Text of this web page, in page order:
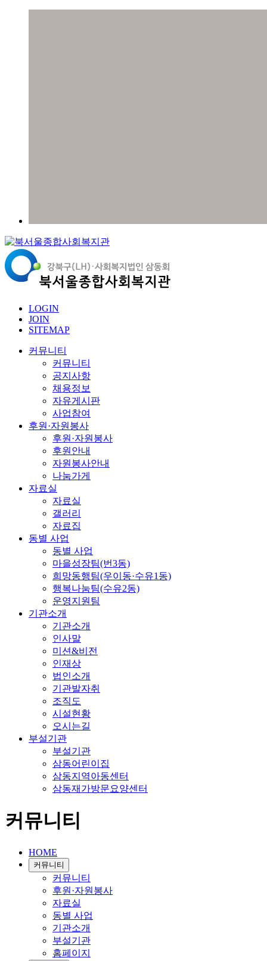
LOGIN
JOIN
SITEMAP
커뮤니티
커뮤니티
공지사항
채용정보
자유게시판
사업참여
후원·자원봉사
후원·자원봉사
후원안내
자원봉사안내
나눔가게
자료실
자료실
갤러리
자료집
동별 사업
동별 사업
마을성장팀(번3동)
희망동행팀(우이동·수유1동)
행복나눔팀(수유2동)
운영지원팀
기관소개
기관소개
인사말
미션&비전
인재상
법인소개
기관발자취
조직도
시설현황
오시는길
부설기관
부설기관
삼동어린이집
삼동지역아동센터
삼동재가방문요양센터
커뮤니티
HOME
커뮤니티
커뮤니티
후원·자원봉사
자료실
동별 사업
기관소개
부설기관
홈페이지